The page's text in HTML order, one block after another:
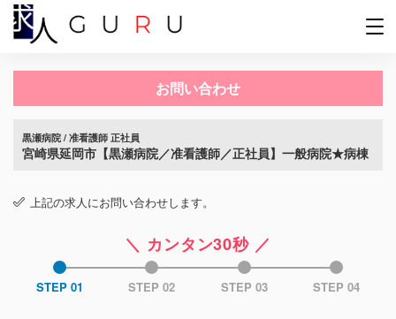
お問い合わせ
黒瀬病院 / 准看護師 正社員
宮崎県延岡市【黒瀬病院／准看護師／正社員】一般病院★病棟
上記の求人にお問い合わせします。
＼ カンタン30秒 ／
STEP 01 STEP 02 STEP 03 STEP 04